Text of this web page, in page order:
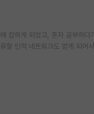
잡히게 되었고, 혼자 공부하
할 인적 네트워크도 얻게 되어